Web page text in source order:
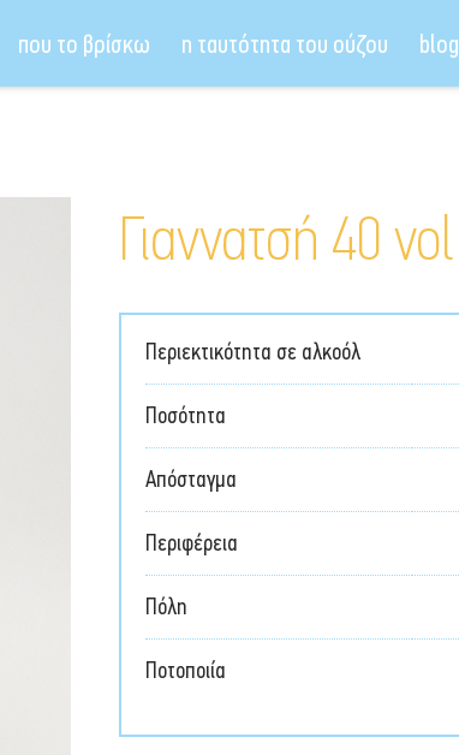
που το βρίσκω η ταυτότητα του ούζου blog
Γιαννατσή 40 vol
Περιεκτικότητα σε αλκοόλ
Ποσότητα
Απόσταγμα
Περιφέρεια
Πόλη
Ποτοποιία